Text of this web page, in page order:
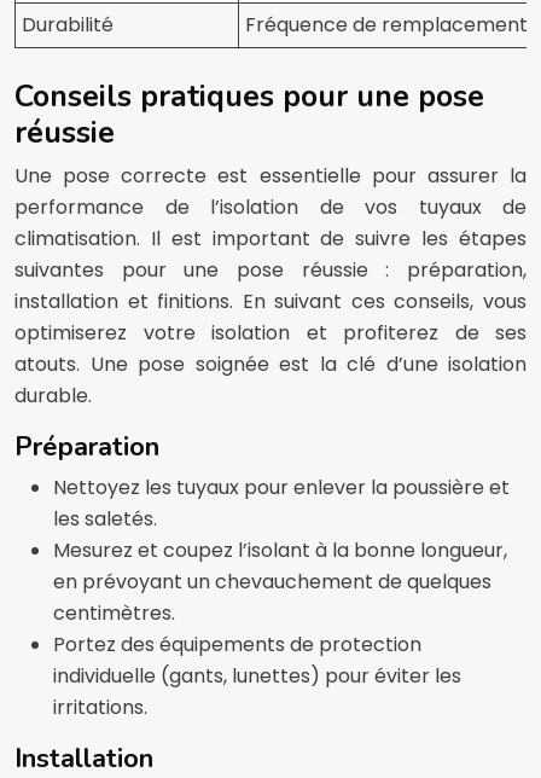
Durabilité
Fréquence de remplacement
Conseils pratiques pour une pose
réussie
Une pose correcte est essentielle pour assurer la
performance de l’isolation de vos tuyaux de
climatisation. Il est important de suivre les étapes
suivantes pour une pose réussie : préparation,
installation et finitions. En suivant ces conseils, vous
optimiserez votre isolation et profiterez de ses
atouts. Une pose soignée est la clé d’une isolation
durable.
Préparation
Nettoyez les tuyaux pour enlever la poussière et
les saletés.
Mesurez et coupez l’isolant à la bonne longueur,
en prévoyant un chevauchement de quelques
centimètres.
Portez des équipements de protection
individuelle (gants, lunettes) pour éviter les
irritations.
Installation